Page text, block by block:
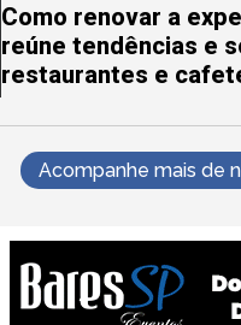
Como renovar a
reúne tendências e
restaurantes e
Acompanhe mais de